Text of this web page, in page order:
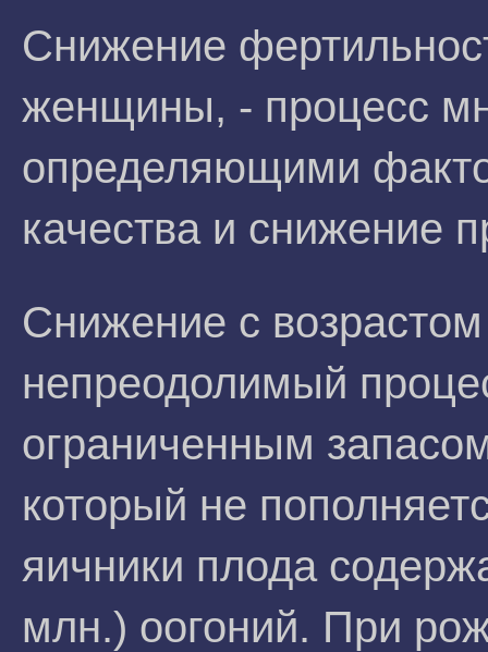
Снижение
женщины, - процесс
определяющими
качества и снижение
Снижение с
непреодолимый
ограниченным
который не
яичники плода
млн.) оогоний. При